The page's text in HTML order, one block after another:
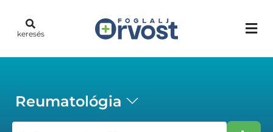
keresés
Reumatológia